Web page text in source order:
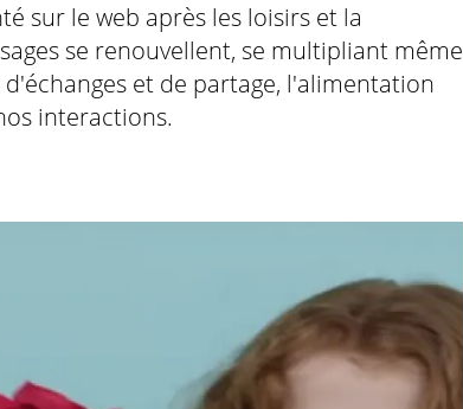
sur le web après les loisirs et la
se renouvellent, se multipliant même
et de partage, l'alimentation
interactions.